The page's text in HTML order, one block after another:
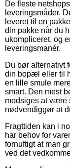
De fleste
leveringsmåder.
leveret til en
din pakke når du
ukompliceret, og
leveringsmanér.
Du bør alternativt
din bopæl eller til
en lille smule
smart. Den mest
modsiges at være
nødvendiggør at
Fragttiden kan i
har behov for
fornuftigt at man
ved det